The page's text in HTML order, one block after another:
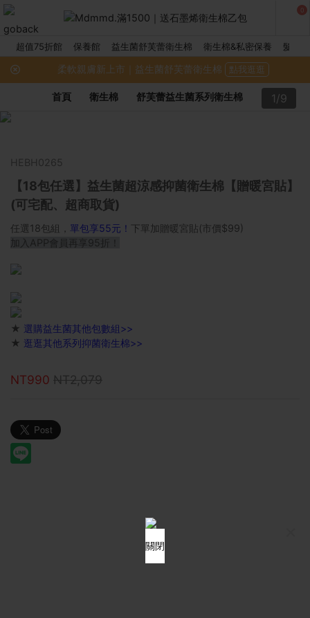
關閉
0
超值75折館 保養館 益生菌舒芙蕾衛生棉 衛生棉&私密保養 髮品館
柔軟親膚新上市｜益生菌舒芙蕾衛生棉 點我逛逛
首頁 衛生棉 舒芙蕾益生菌系列衛生棉 1/9
HEBH0265
【18包任選】益生菌超涼感抑菌衛生棉【贈暖宮貼】
(可宅配、超商取貨)
任選18包組， 單包享55元！
下單加贈暖宮貼(市價$99)
加入APP會員再享95折！
★ 選購益生菌其他包數組>>
★ 逛逛其他系列抑菌衛生棉>>
NT990 NT2,079